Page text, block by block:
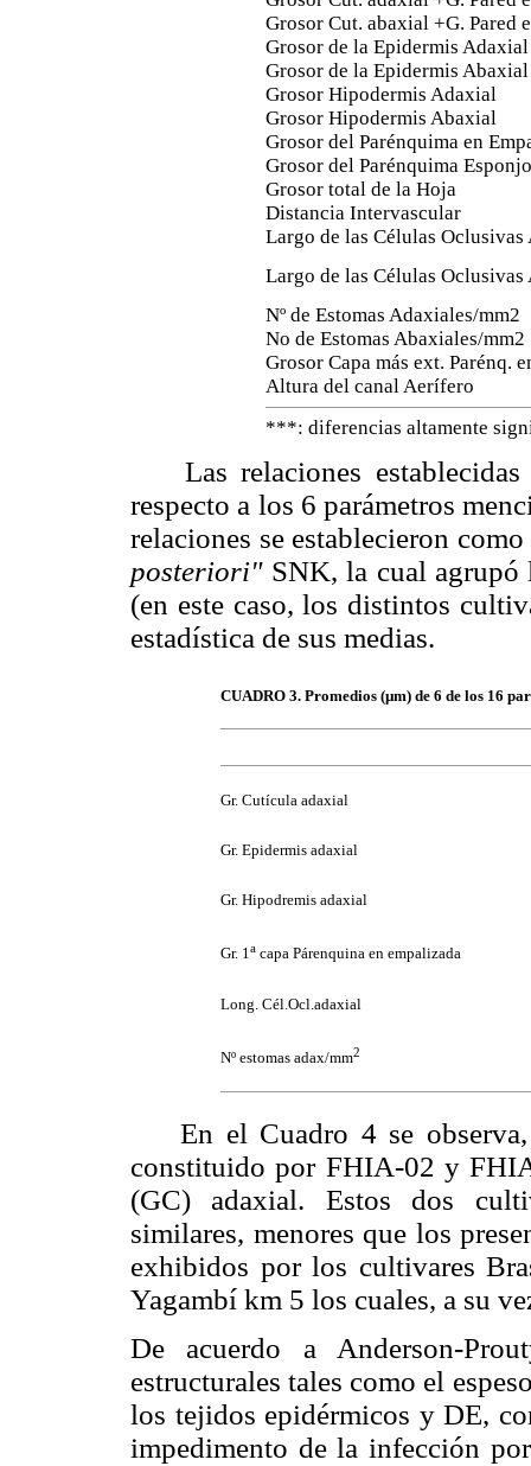
Grosor Cut. abaxial +G. Pared
Grosor de la Epidermis
Grosor de la Epidermis Abaxial
Grosor Hipodermis Adaxial
Grosor Hipodermis Abaxial
Grosor del Parénquima en
Grosor del Parénquima
Grosor total de la Hoja
Distancia Intervascular
Largo de las Células
Largo de las Células Oclusivas
Nº de Estomas Adaxiales/mm2
No de Estomas Abaxiales/mm2
Grosor Capa más ext. Parénq.
Altura del canal Aerífero
***: diferencias altamente
Las relaciones establecidas
respecto a los 6 parámetros
relaciones se establecieron
posteriori" SNK, la cual agrupó
(en este caso, los distintos
estadística de sus medias.
CUADRO 3. Promedios (µm) de 6 de los 16
Gr. Cutícula adaxial
Gr. Epidermis adaxial
Gr. Hipodremis adaxial
Gr. 1 a capa Párenquina en empalizada
Long. Cél.Ocl.adaxial
Nº estomas adax/mm2
En el Cuadro 4 se observa,
constituido por FHIA-02 y
(GC) adaxial. Estos dos
similares, menores que los
exhibidos por los cultivares
Yagambí km 5 los cuales, a su
De acuerdo a Anderson-
estructurales tales como el
los tejidos epidérmicos y DE,
impedimento de la infección